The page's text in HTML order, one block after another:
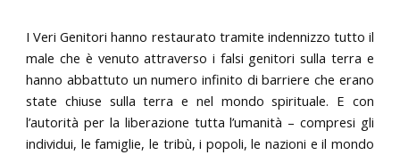
I Veri Genitori hanno restaurato tramite indennizzo tutto il
male che è venuto attraverso i falsi genitori sulla terra e
hanno abbattuto un numero infinito di barriere che erano
state chiuse sulla terra e nel mondo spirituale. E con
l’autorità per la liberazione tutta l’umanità – compresi gli
individui, le famiglie, le tribù, i popoli, le nazioni e il mondo